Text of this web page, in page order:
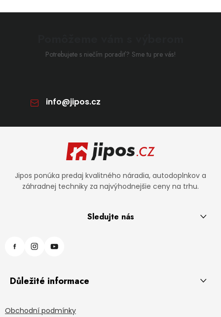
Potrebujete s niečím poradiť? Sme tu pre vás!
info@jipos.cz
Zápätie
Jipos ponúka predaj kvalitného náradia, autodoplnkov a
záhradnej techniky za najvýhodnejšie ceny na trhu.
Sledujte nás
Důležité informace
Obchodní podmínky